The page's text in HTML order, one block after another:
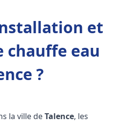
et
chauffe eau
?
la ville deTalence, les